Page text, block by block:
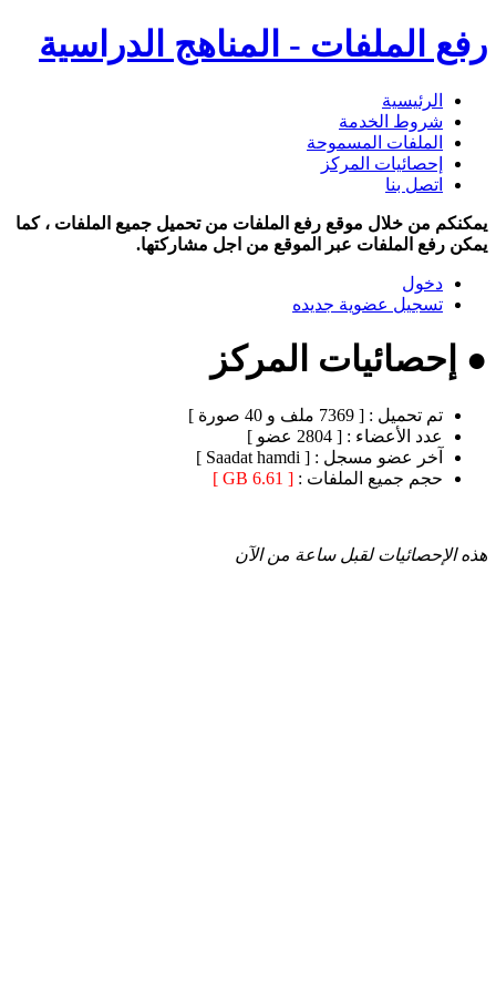
رفع الملفات - المناهج الدراسية
الرئيسية
شروط الخدمة
الملفات المسموحة
إحصائيات المركز
اتصل بنا
يمكنكم من خلال موقع رفع الملفات من تحميل جميع الملفات ، كما
يمكن رفع الملفات عبر الموقع من اجل مشاركتها.
دخول
تسجيل عضوية جديده
● إحصائيات المركز
تم تحميل : [ 7369 ملف و 40 صورة ]
عدد الأعضاء : [ 2804 عضو ]
آخر عضو مسجل : [ Saadat hamdi ]
حجم جميع الملفات : [ 6.61 GB ]
هذه الإحصائيات لقبل ساعة من الآن